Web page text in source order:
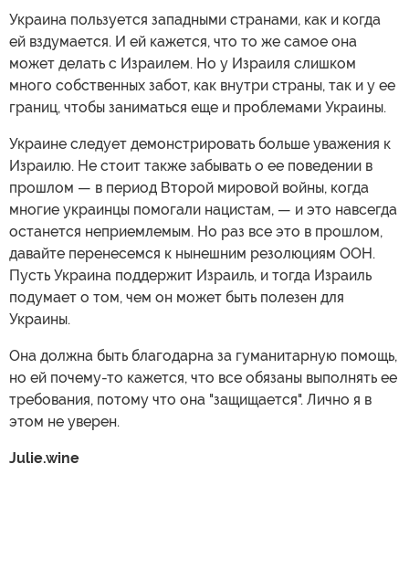
Украина пользуется западными странами, как и когда
ей вздумается. И ей кажется, что то же самое она
может делать с Израилем. Но у Израиля слишком
много собственных забот, как внутри страны, так и у ее
границ, чтобы заниматься еще и проблемами Украины.
Украине следует демонстрировать больше уважения к
Израилю. Не стоит также забывать о ее поведении в
прошлом — в период Второй мировой войны, когда
многие украинцы помогали нацистам, — и это навсегда
останется неприемлемым. Но раз все это в прошлом,
давайте перенесемся к нынешним резолюциям ООН.
Пусть Украина поддержит Израиль, и тогда Израиль
подумает о том, чем он может быть полезен для
Украины.
Она должна быть благодарна за гуманитарную помощь,
но ей почему-то кажется, что все обязаны выполнять ее
требования, потому что она "защищается". Лично я в
этом не уверен.
Julie.wine